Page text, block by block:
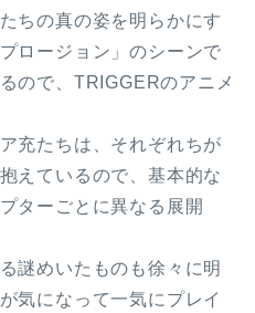
ちの真の姿を明らかにす
ロージョン」のシーンで
ので、TRIGGERのアニメ
充たちは、それぞれちが
えているので、基本的な
ターごとに異なる展開
謎めいたものも徐々に明
気になって一気にプレイ